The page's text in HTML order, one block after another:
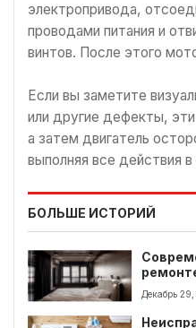
электропривода,
проводами питания и
винтов. После этого
Если вы заметите
или другие дефекты,
а затем двигатель
выполняя все действия
БОЛЬШЕ ИСТОРИЙ
Декабрь